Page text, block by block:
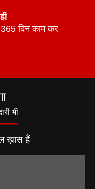
दिन काम कर
भी
ख़ास हैं